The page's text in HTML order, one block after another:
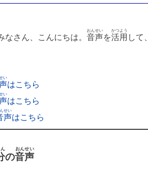
なさん、こんにちは。 音声
おんせい
を活用
かつよう
して
い
はこちら
い
はこちら
声
せい
はこちら
の音声
おんせい